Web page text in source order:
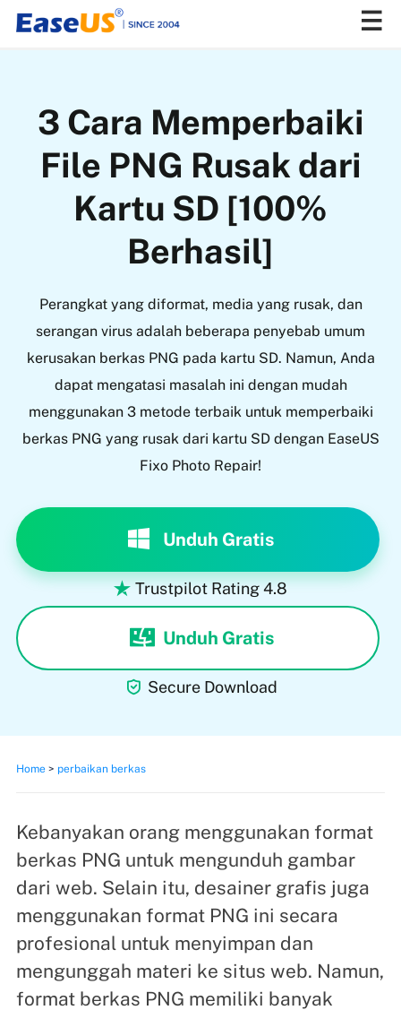
EaseUS3 Cara Memperbaiki
File PNG Rusak dari
Kartu SD [100%
Berhasil]
Perangkat yang diformat, media yang rusak, dan
serangan virus adalah beberapa penyebab umum
kerusakan berkas PNG pada kartu SD. Namun, Anda
dapat mengatasi masalah ini dengan mudah
menggunakan 3 metode terbaik untuk memperbaiki
berkas PNG yang rusak dari kartu SD dengan EaseUS
Fixo Photo Repair!
Unduh Gratis
 Trustpilot Rating 4.8
Unduh Gratis
 Secure Download
Home> perbaikan berkas
Kebanyakan orang menggunakan format
berkas PNG untuk mengunduh gambar
dari web. Selain itu, desainer grafis juga
menggunakan format PNG ini secara
profesional untuk menyimpan dan
mengunggah materi ke situs web. Namun,
format berkas PNG memiliki banyak